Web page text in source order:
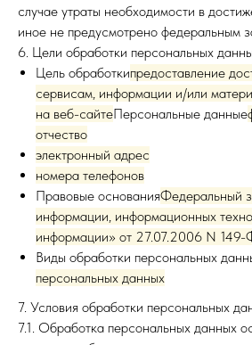
случае утраты необходимости в
иное не предусмотрено федеральным
6. Цели обработки персональных
Цель обработкипредоставление
сервисам, информации и/или
на веб-сайтеПерсональные данные
отчество
электронный адрес
номера телефонов
Правовые основанияФедеральный
информации, информационных
информации» от 27.07.2006 N
Виды обработки персональных
персональных данных
7. Условия обработки персональных
7.1. Обработка персональных данных